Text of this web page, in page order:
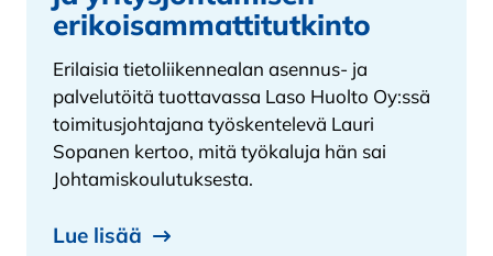
erikoisammattitutkinto
Erilaisia tietoliikennealan asennus- ja
palvelutöitä tuottavassa Laso Huolto Oy:ssä
toimitusjohtajana työskentelevä Lauri
Sopanen kertoo, mitä työkaluja hän sai
Johtamiskoulutuksesta.
Lue lisää